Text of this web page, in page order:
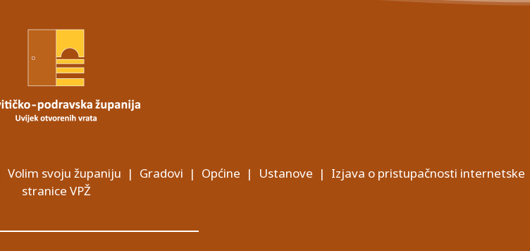
Volim svoju županiju | Gradovi | Općine | Ustanove | Izjava o pristupačnosti internetske
stranice VPŽ